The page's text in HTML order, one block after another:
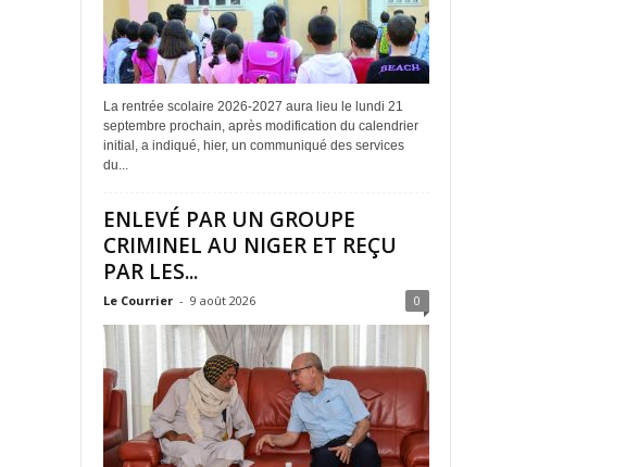
La rentrée scolaire 2026-2027 aura lieu le lundi 21
septembre prochain, après modification du calendrier
initial, a indiqué, hier, un communiqué des services
du...
ENLEVÉ PAR UN GROUPE
CRIMINEL AU NIGER ET REÇU
PAR LES...
Le Courrier - 9 août 2026 0